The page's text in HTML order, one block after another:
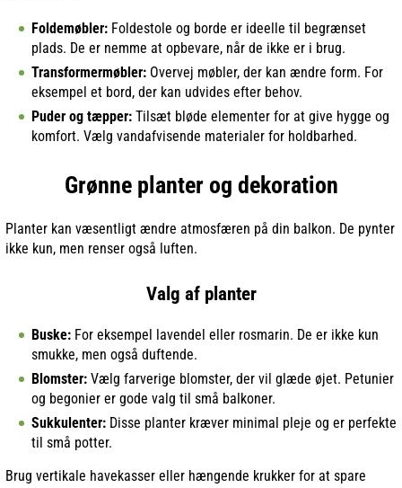
Foldemøbler: Foldestole og borde er ideelle til begrænset
plads. De er nemme at opbevare, når de ikke er i brug.
Transformermøbler: Overvej møbler, der kan ændre form. For
eksempel et bord, der kan udvides efter behov.
Puder og tæpper: Tilsæt bløde elementer for at give hygge og
komfort. Vælg vandafvisende materialer for holdbarhed.
Grønne planter og dekoration
Planter kan væsentligt ændre atmosfæren på din balkon. De pynter
ikke kun, men renser også luften.
Valg af planter
Buske: For eksempel lavendel eller rosmarin. De er ikke kun
smukke, men også duftende.
Blomster: Vælg farverige blomster, der vil glæde øjet. Petunier
og begonier er gode valg til små balkoner.
Sukkulenter: Disse planter kræver minimal pleje og er perfekte
til små potter.
Brug vertikale havekasser eller hængende krukker for at spare